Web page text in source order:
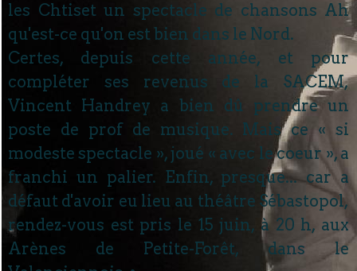
les Chtiset un spectacle de chansons Ah
qu'est-ce qu'on est bien dans le Nord.
Certes, depuis cette année, et pour
compléter ses revenus de la SACEM,
Vincent Handrey a bien dû prendre un
poste de prof de musique. Mais ce « si
modeste spectacle », joué « avec le coeur », a
franchi un palier. Enfin, presque... car a
défaut d'avoir eu lieu au théâtre Sébastopol,
rendez-vous est pris le 15 juin, à 20 h, aux
Arènes de Petite-Forêt, dans le